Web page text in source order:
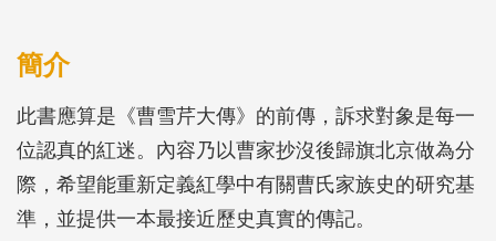
簡介
此書應算是《曹雪芹大傳》的前傳，訴求對象是每一
位認真的紅迷。內容乃以曹家抄沒後歸旗北京做為分
際，希望能重新定義紅學中有關曹氏家族史的研究基
準，並提供一本最接近歷史真實的傳記。